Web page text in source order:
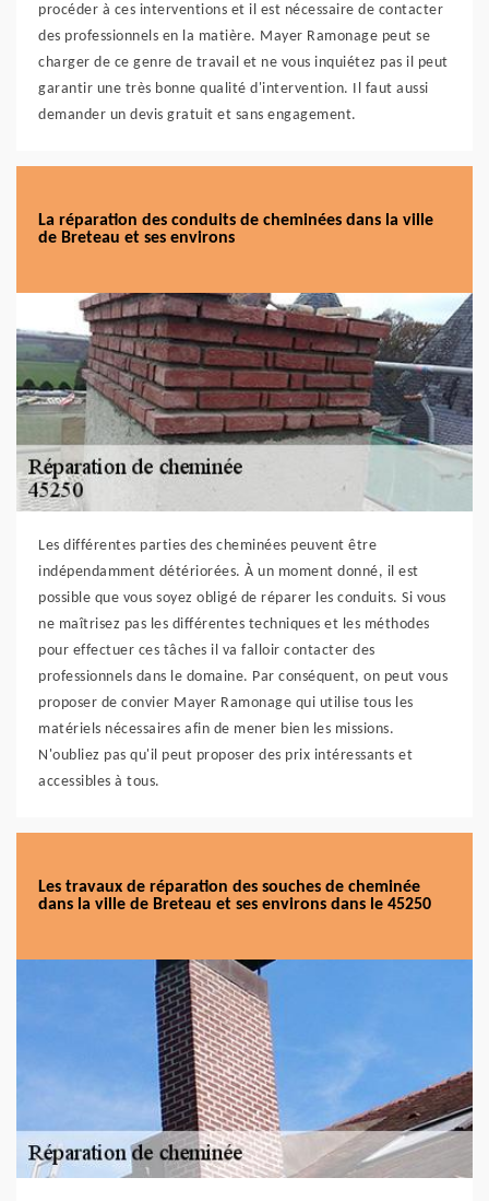
procéder à ces interventions et il est nécessaire de contacter
des professionnels en la matière. Mayer Ramonage peut se
charger de ce genre de travail et ne vous inquiétez pas il peut
garantir une très bonne qualité d'intervention. Il faut aussi
demander un devis gratuit et sans engagement.
La réparation des conduits de cheminées dans la ville
de Breteau et ses environs
Les différentes parties des cheminées peuvent être
indépendamment détériorées. À un moment donné, il est
possible que vous soyez obligé de réparer les conduits. Si vous
ne maîtrisez pas les différentes techniques et les méthodes
pour effectuer ces tâches il va falloir contacter des
professionnels dans le domaine. Par conséquent, on peut vous
proposer de convier Mayer Ramonage qui utilise tous les
matériels nécessaires afin de mener bien les missions.
N'oubliez pas qu'il peut proposer des prix intéressants et
accessibles à tous.
Les travaux de réparation des souches de cheminée
dans la ville de Breteau et ses environs dans le 45250